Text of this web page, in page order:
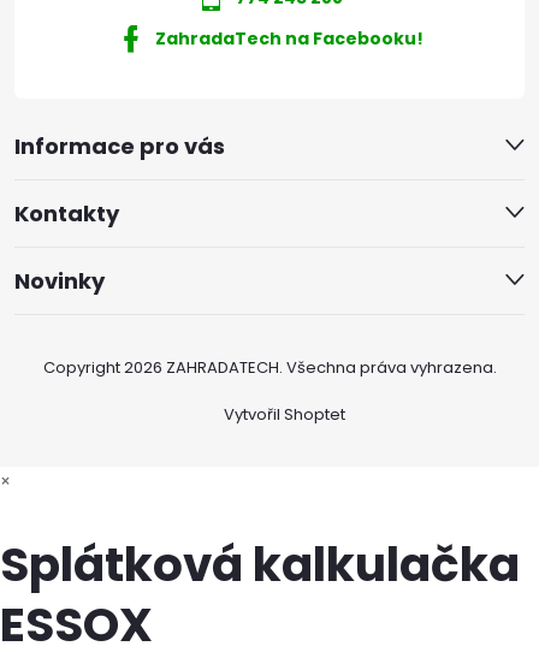
Informace pro vás
Kontakty
Novinky
ZahradaTech na Facebooku!
Vytvořil Shoptet
Copyright 2026 ZAHRADATECH. Všechna práva vyhrazena.
×
Splátková kalkulačka
ESSOX